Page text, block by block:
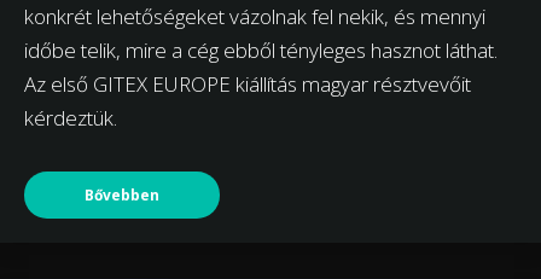
konkrét lehetőségeket vázolnak fel nekik, és mennyi
időbe telik, mire a cég ebből tényleges hasznot láthat.
Az első GITEX EUROPE kiállítás magyar résztvevőit
kérdeztük.
Bővebben